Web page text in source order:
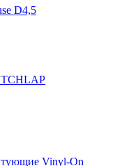
D4,5
Vinyl-On